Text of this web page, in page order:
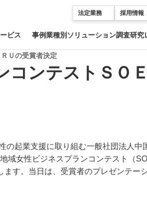
法定業務 採用情報
ビス 事例業種別ソリューション調査研究
Ｕの受賞者決定
コンテストＳＯ
起業支援に取り組む一般社団法人
域女性ビジネスプランコンテスト（
す。当日は、受賞者のプレゼンテー